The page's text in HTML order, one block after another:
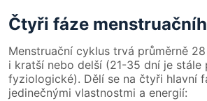
Čtyři fáze
Menstruační cyklus trvá průměrně
i kratší nebo delší (21-35 dní je stále
fyziologické). Dělí se na čtyři hlavní
jedinečnými vlastnostmi a energií: